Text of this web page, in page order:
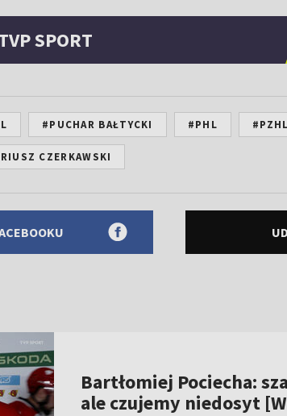
SPORT
#PUCHAR BAŁTYCKI #PHL #PZHL
CZERKAWSKI
Bartłomiej Pociecha:
ale czujemy niedosyt